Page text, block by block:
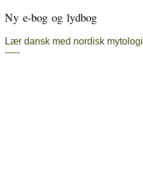
Ny e-bog og lydbog
Lær dansk med nordisk mytologi
-----